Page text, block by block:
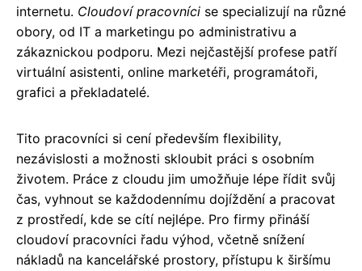
internetu. Cloudoví pracovníci se specializují na různé
obory, od IT a marketingu po administrativu a
zákaznickou podporu. Mezi nejčastější profese patří
virtuální asistenti, online marketéři, programátoři,
grafici a překladatelé.
Tito pracovníci si cení především flexibility,
nezávislosti a možnosti skloubit práci s osobním
životem. Práce z cloudu jim umožňuje lépe řídit svůj
čas, vyhnout se každodennímu dojíždění a pracovat
z prostředí, kde se cítí nejlépe. Pro firmy přináší
cloudoví pracovníci řadu výhod, včetně snížení
nákladů na kancelářské prostory, přístupu k širšímu